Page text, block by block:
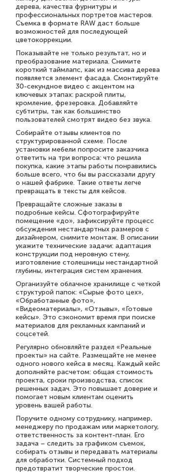
дерева, качества фурнитуры и
профессиональных портретов мастеров.
Съемка в формате RAW даст больше
возможностей для последующей
цветокоррекции.
Показывайте не только результат, но и
преобразование материала. Снимите
короткий таймлапс, как из массива дерева
появляется элемент фасада. Смонтируйте
30-секундное видео с акцентом на
ключевых этапах: раскрой плиты,
кромление, фрезеровка. Добавляйте
субтитры, так как большинство
пользователей смотрят видео без звука.
Собирайте отзывы клиентов по
структурированной схеме. После
установки мебели попросите заказчика
ответить на три вопроса: что решила
покупка, какие этапы работы понравились
больше всего, что бы вы рассказали другу
о нашей фабрике. Такие ответы легче
превращать в тексты для кейсов.
Превращайте сложные заказы в
подробные кейсы. Сфотографируйте
помещение «до», зафиксируйте процесс
обсуждения нестандартных размеров с
дизайнером, снимите монтаж. В описании
укажите технические задачи: адаптация
конструкции под неровную стену,
изготовление столешницы нестандартной
глубины, интеграция систем хранения.
Организуйте облачное хранилище с четкой
структурой папок: «Сырые фото цех»,
«Обработанные фото»,
«Видеоматериалы», «Отзывы», «Готовые
кейсы». Это сэкономит время при поиске
материалов для рекламных кампаний и
соцсетей.
Регулярно обновляйте раздел «Реальные
проекты» на сайте. Размещайте не менее
одного нового кейса в месяц. Каждый кейс
дополняйте расчетом: общая стоимость
проекта, сроки производства, список
решенных задач. Это повышает доверие и
помогает новым клиентам оценить
уровень вашей работы.
Поручите одному сотруднику, например,
менеджеру по продажам или маркетологу,
ответственность за контент-план. Его
задача – следить за графиком съемок,
собирать отзывы и передавать материалы
для обработки. Системный подход
предотвратит творческие простои.